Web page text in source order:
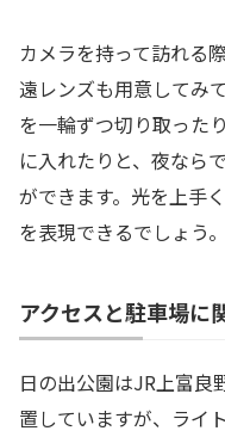
カメラを持って訪れる
遠レンズも用意してみ
を一輪ずつ切り取った
に入れたりと、夜なら
ができます。光を上手
を表現できるでしょう。
アクセスと駐車場に
日の出公園はJR上富良
置していますが、ライ